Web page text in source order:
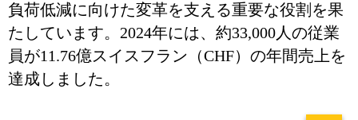
負荷低減に向けた変革を支える重要な役割を果
たしています。2024年には、約33,000人の従業
員が11.76億スイスフラン（CHF）の年間売上を
達成しました。